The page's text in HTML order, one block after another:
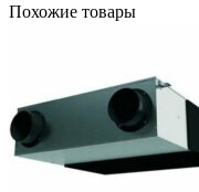
Похожие товары